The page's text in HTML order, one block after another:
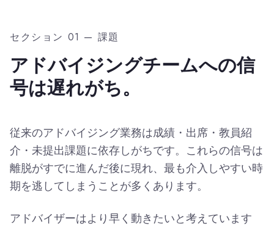
セクション 01 — 課題
アドバイジングチームへの信
号は遅れがち。
従来のアドバイジング業務は成績・出席・教員紹
介・未提出課題に依存しがちです。これらの信号は
離脱がすでに進んだ後に現れ、最も介入しやすい時
期を逃してしまうことが多くあります。
アドバイザーはより早く動きたいと考えています